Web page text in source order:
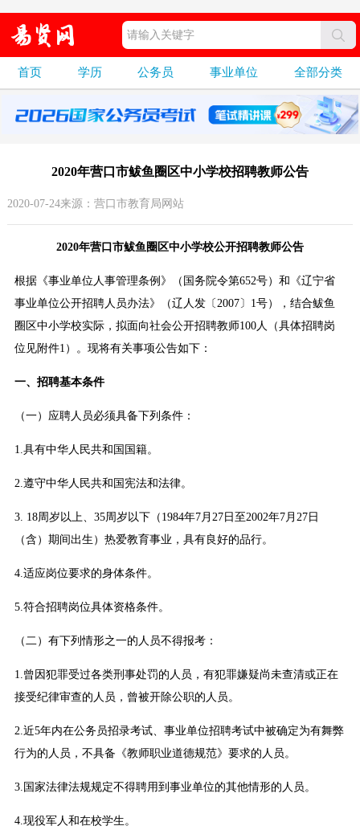
首页 学历 公务员 事业单位 全部分类
2020年营口市鲅鱼圈区中小学校招聘教师公告
2020-07-24来源：营口市教育局网站
2020年营口市鲅鱼圈区中小学校公开招聘教师公告
根据《事业单位人事管理条例》（国务院令第652号）和《辽宁省
事业单位公开招聘人员办法》（辽人发〔2007〕1号），结合鲅鱼
圈区中小学校实际，拟面向社会公开招聘教师100人（具体招聘岗
位见附件1）。现将有关事项公告如下：
一、招聘基本条件
（一）应聘人员必须具备下列条件：
1.具有中华人民共和国国籍。
2.遵守中华人民共和国宪法和法律。
3. 18周岁以上、35周岁以下（1984年7月27日至2002年7月27日
（含）期间出生）热爱教育事业，具有良好的品行。
4.适应岗位要求的身体条件。
5.符合招聘岗位具体资格条件。
（二）有下列情形之一的人员不得报考：
1.曾因犯罪受过各类刑事处罚的人员，有犯罪嫌疑尚未查清或正在
接受纪律审查的人员，曾被开除公职的人员。
2.近5年内在公务员招录考试、事业单位招聘考试中被确定为有舞弊
行为的人员，不具备《教师职业道德规范》要求的人员。
3.国家法律法规规定不得聘用到事业单位的其他情形的人员。
4.现役军人和在校学生。